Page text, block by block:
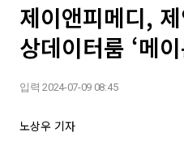
제이앤피메디,
상데이터룸 ‘메
입력 2024-07-09 08:45
노상우 기자